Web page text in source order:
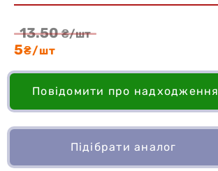
13.50 ₴/шт
5₴/шт
Повідомити про надходження
Підібрати аналог